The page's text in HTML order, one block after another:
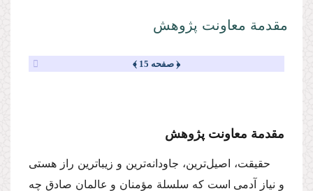
مقدمة معاونت پژوهش
﴿ صفحه 15 ﴾
مقدمة معاونت پژوهش
حقیقت، اصیل‌ترین، جاودانه‌ترین و زیباترین راز هستی
و نیاز آدمی است كه سلسلة مؤمنان و عالمان صادق چه